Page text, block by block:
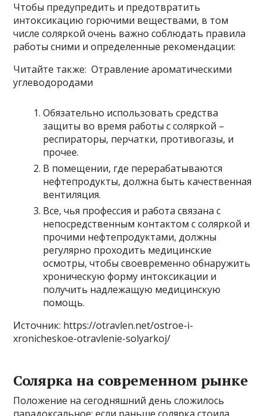
Чтобы предупредить и предотвратить
интоксикацию горючими веществами, в том
числе соляркой очень важно соблюдать правила
работы сними и определенные рекомендации:
Читайте также: Отравление ароматическими
углеводородами
Обязательно использовать средства
защиты во время работы с соляркой –
респираторы, перчатки, противогазы, и
прочее.
В помещении, где перерабатываются
нефтепродукты, должна быть качественная
вентиляция.
Все, чья профессия и работа связана с
непосредственным контактом с соляркой и
прочими нефтепродуктами, должны
регулярно проходить медицинские
осмотры, чтобы своевременно обнаружить
хроническую форму интоксикации и
получить надлежащую медицинскую
помощь.
Источник: https://otravlen.net/ostroe-i-
xronicheskoe-otravlenie-solyarkoj/
Солярка на современном рынке
Положение на сегодняшний день сложилось